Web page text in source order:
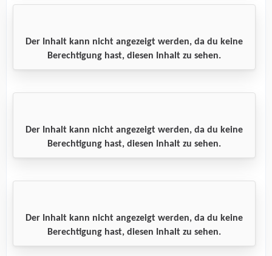
Der Inhalt kann nicht angezeigt werden, da du keine
Berechtigung hast, diesen Inhalt zu sehen.
Der Inhalt kann nicht angezeigt werden, da du keine
Berechtigung hast, diesen Inhalt zu sehen.
Der Inhalt kann nicht angezeigt werden, da du keine
Berechtigung hast, diesen Inhalt zu sehen.